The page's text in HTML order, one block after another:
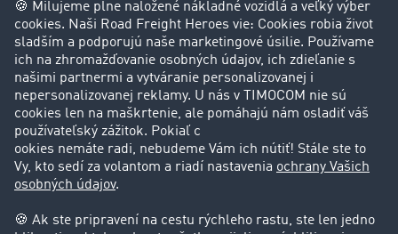
Príbehy zákazníkov
Zákazníci získavajú zákazníkov
Podpora
Kontakt
Právne informácie